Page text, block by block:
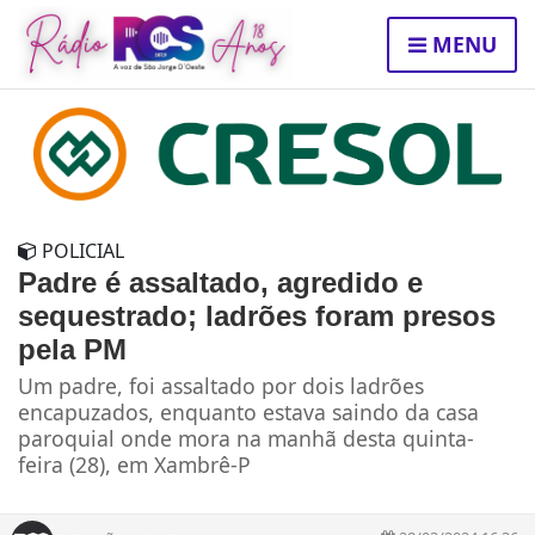
MENU
POLICIAL
Padre é assaltado, agredido e
sequestrado; ladrões foram presos
pela PM
Um padre, foi assaltado por dois ladrões
encapuzados, enquanto estava saindo da casa
paroquial onde mora na manhã desta quinta-
feira (28), em Xambrê-P